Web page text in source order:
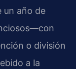
un año de
o división
a la